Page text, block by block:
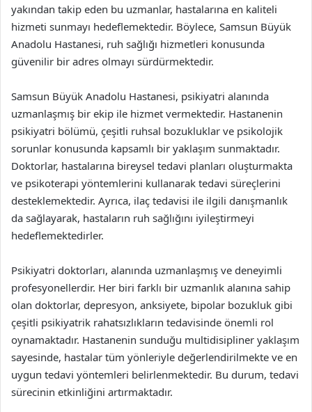
yakından takip eden bu uzmanlar, hastalarına en kaliteli
hizmeti sunmayı hedeflemektedir. Böylece, Samsun Büyük
Anadolu Hastanesi, ruh sağlığı hizmetleri konusunda
güvenilir bir adres olmayı sürdürmektedir.
Samsun Büyük Anadolu Hastanesi, psikiyatri alanında
uzmanlaşmış bir ekip ile hizmet vermektedir. Hastanenin
psikiyatri bölümü, çeşitli ruhsal bozukluklar ve psikolojik
sorunlar konusunda kapsamlı bir yaklaşım sunmaktadır.
Doktorlar, hastalarına bireysel tedavi planları oluşturmakta
ve psikoterapi yöntemlerini kullanarak tedavi süreçlerini
desteklemektedir. Ayrıca, ilaç tedavisi ile ilgili danışmanlık
da sağlayarak, hastaların ruh sağlığını iyileştirmeyi
hedeflemektedirler.
Psikiyatri doktorları, alanında uzmanlaşmış ve deneyimli
profesyonellerdir. Her biri farklı bir uzmanlık alanına sahip
olan doktorlar, depresyon, anksiyete, bipolar bozukluk gibi
çeşitli psikiyatrik rahatsızlıkların tedavisinde önemli rol
oynamaktadır. Hastanenin sunduğu multidisipliner yaklaşım
sayesinde, hastalar tüm yönleriyle değerlendirilmekte ve en
uygun tedavi yöntemleri belirlenmektedir. Bu durum, tedavi
sürecinin etkinliğini artırmaktadır.